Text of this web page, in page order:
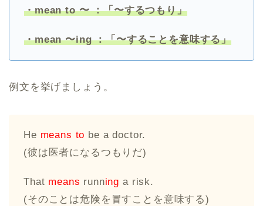
・mean to 〜 ：「〜するつもり」
・mean 〜ing ：「〜することを意味する」
例文を挙げましょう。
He means to be a doctor.
(彼は医者になるつもりだ)
That means running a risk.
(そのことは危険を冒すことを意味する)